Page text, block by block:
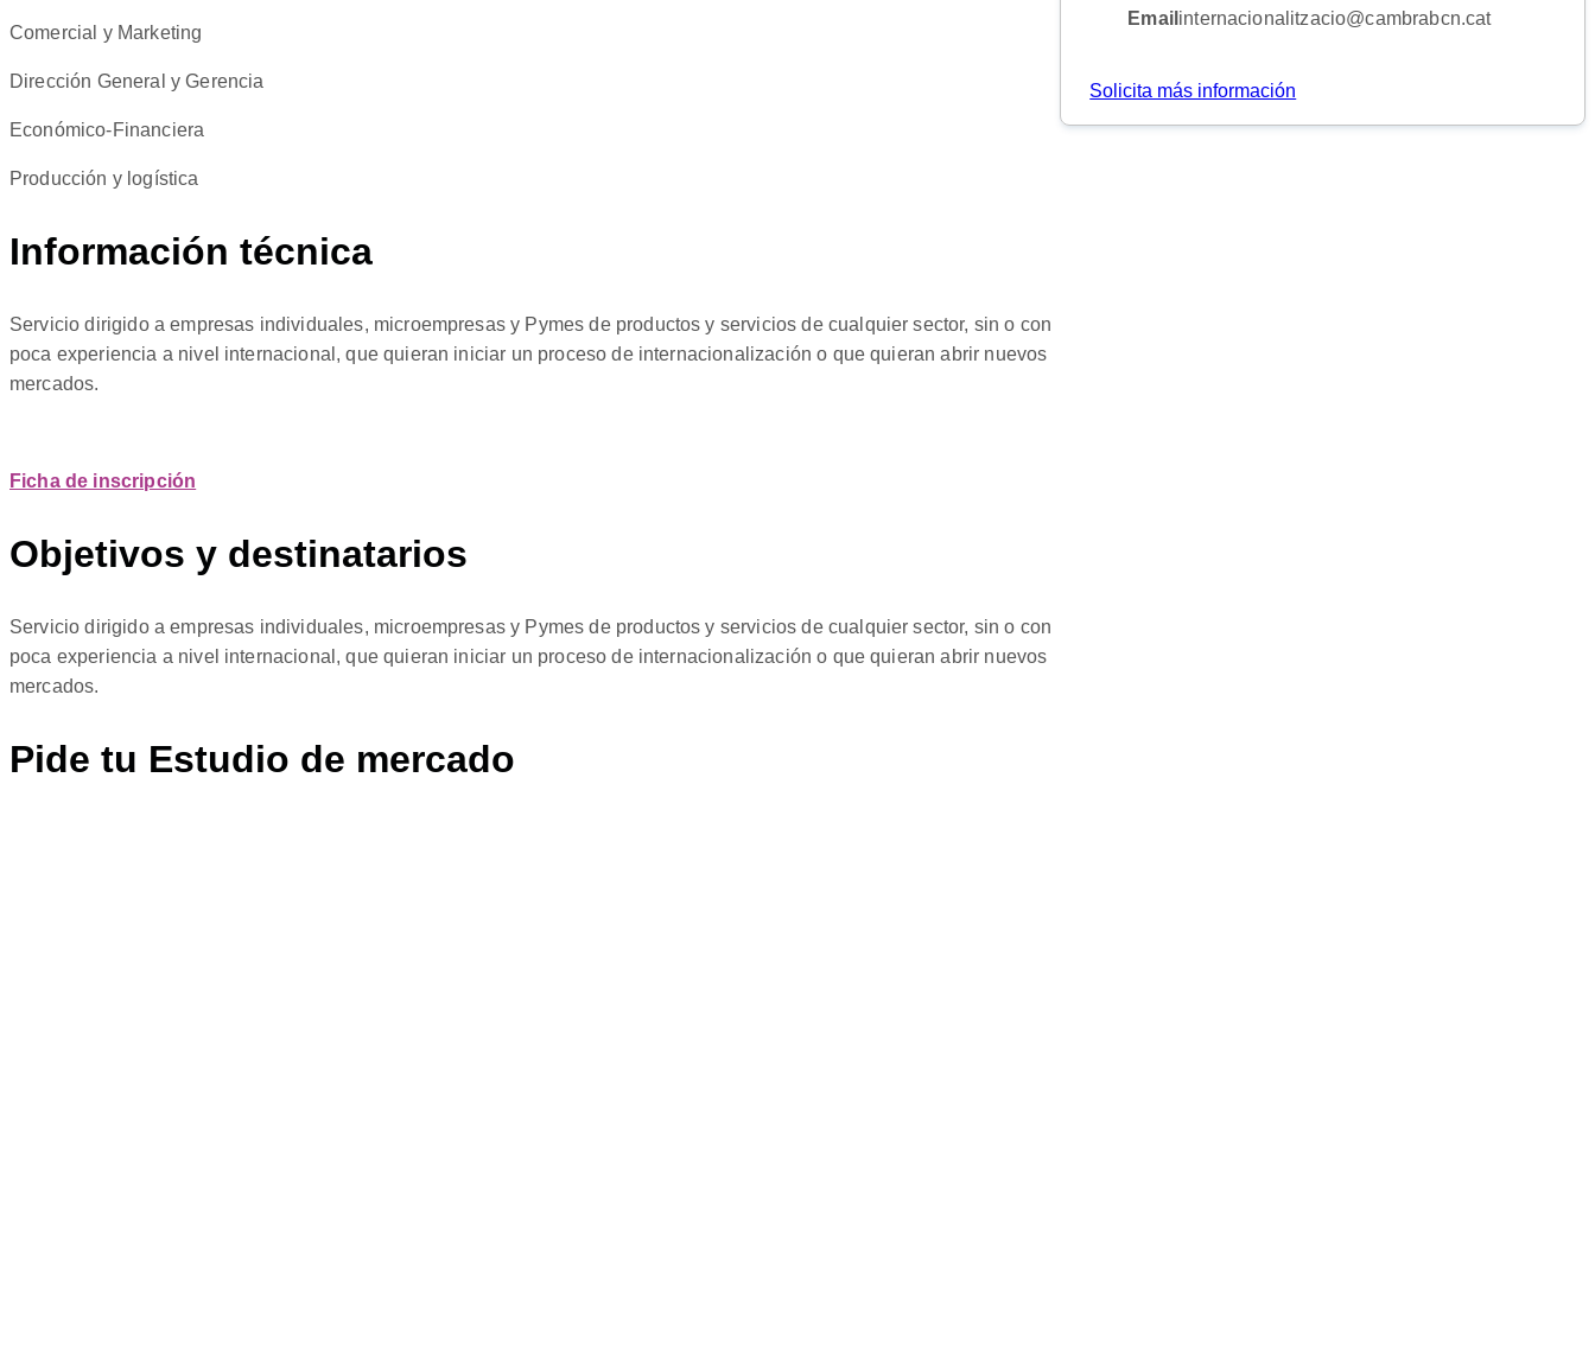
Comercial y Marketing
Dirección General y Gerencia
Económico-Financiera
Producción y logística
Información técnica
Servicio dirigido a empresas individuales, microempresas y Pymes de productos y servicios de cualquier sector, sin o con
poca experiencia a nivel internacional, que quieran iniciar un proceso de internacionalización o que quieran abrir nuevos
mercados.
Ficha de inscripción
Objetivos y destinatarios
Servicio dirigido a empresas individuales, microempresas y Pymes de productos y servicios de cualquier sector, sin o con
poca experiencia a nivel internacional, que quieran iniciar un proceso de internacionalización o que quieran abrir nuevos
mercados.
Pide tu Estudio de mercado
Email internacionalitzacio@cambrabcn.cat
Solicita más información